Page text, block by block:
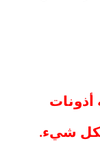
أذونات
لكل شيء.